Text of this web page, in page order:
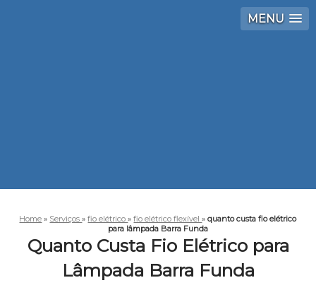
MENU
Home » Serviços»fio elétrico»fio elétrico flexível»quanto custa fio elétrico
para lâmpada Barra Funda
Quanto Custa Fio Elétrico para
Lâmpada Barra Funda